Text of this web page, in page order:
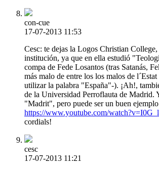
con-cue
17-07-2013 11:53
Cesc: te dejas la Logos Christian
institución, ya que en ella estudió
compa de Fede Losantos (tras Satanás,
más malo de entre los los malos de
utilizar la palabra "España"-). ¡Ah!,
de la Universidad Perroflauta de Madrid.
"Madrit", pero puede ser un buen
https://www.youtube.com/
cordials!
cesc
17-07-2013 11:21